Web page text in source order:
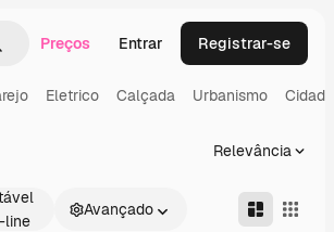
por imagem
Preços Entrar Registrar-se
Eletrico Calçada Urbanismo
Relevância
line
Avançado